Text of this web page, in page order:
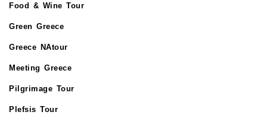
Food & Wine Tour
Green Greece
Greece NAtour
Meeting Greece
Pilgrimage Tour
Plefsis Tour